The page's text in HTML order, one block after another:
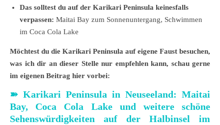
Das solltest du auf der Karikari Peninsula keinesfalls
verpassen: Maitai Bay zum Sonnenuntergang, Schwimmen
im Coca Cola Lake
Möchtest du die Karikari Peninsula auf eigene Faust besuchen,
was ich dir an dieser Stelle nur empfehlen kann, schau gerne
im eigenen Beitrag hier vorbei:
➽ Karikari Peninsula in Neuseeland: Maitai
Bay, Coca Cola Lake und weitere schöne
Sehenswürdigkeiten auf der Halbinsel im